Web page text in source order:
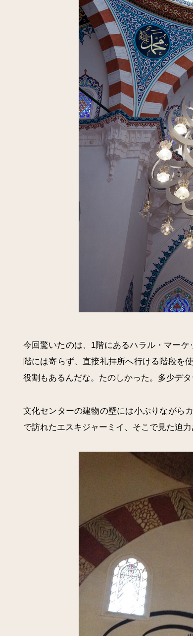
今回驚いたのは、1階にあるハラル・マー
階には寄らず、直接礼拝所へ行ける階段を
役割もあるんだな。たのしかった。多少デ
文化センターの建物の壁には小ぶりながら
で訪れたエスキジャーミイ、そこで見た迫